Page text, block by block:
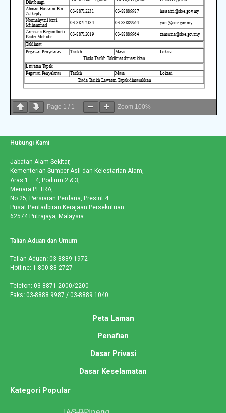
Page 1 / 1 Zoom 100%
Hubungi Kami
Jabatan Alam Sekitar,
Kementerian Sumber Asli dan Kelestarian Alam,
Aras 1 – 4, Podium 2 & 3,
Menara PETRA,
No.25, Persiaran Perdana, Presint 4
Pusat Pentadbiran Kerajaan Persekutuan
62574 Putrajaya, Malaysia.
Talian Aduan dan Umum
Talian Aduan: 03-8889 1972
Hotline: 1-800-88-2727
Telefon: 03-8871 2000/2200
Faks: 03-8888 9987 / 03-8889 1040
Peta Laman
Penafian
Dasar Privasi
Dasar Keselamatan
Kategori Popular